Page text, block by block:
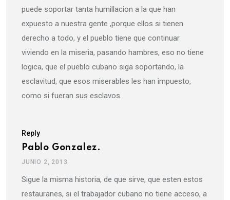
puede soportar tanta humillacion a la que han
expuesto a nuestra gente ,porque ellos si tienen
derecho a todo, y el pueblo tiene que continuar
viviendo en la miseria, pasando hambres, eso no tiene
logica, que el pueblo cubano siga soportando, la
esclavitud, que esos miserables les han impuesto,
como si fueran sus esclavos.
Reply
Pablo Gonzalez.
JUNIO 2, 2013
Sigue la misma historia, de que sirve, que esten estos
restauranes, si el trabajador cubano no tiene acceso, a